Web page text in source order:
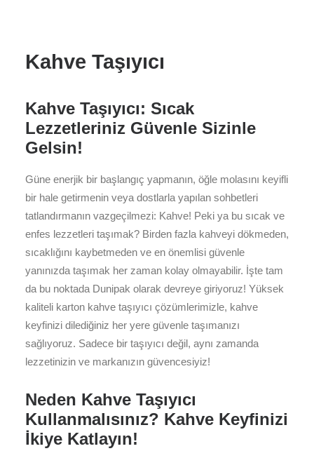
Kahve Taşıyıcı
Kahve Taşıyıcı: Sıcak
Lezzetleriniz Güvenle Sizinle
Gelsin!
Güne enerjik bir başlangıç yapmanın, öğle molasını keyifli
bir hale getirmenin veya dostlarla yapılan sohbetleri
tatlandırmanın vazgeçilmezi: Kahve! Peki ya bu sıcak ve
enfes lezzetleri taşımak? Birden fazla kahveyi dökmeden,
sıcaklığını kaybetmeden ve en önemlisi güvenle
yanınızda taşımak her zaman kolay olmayabilir. İşte tam
da bu noktada Dunipak olarak devreye giriyoruz! Yüksek
kaliteli karton kahve taşıyıcı çözümlerimizle, kahve
keyfinizi dilediğiniz her yere güvenle taşımanızı
sağlıyoruz. Sadece bir taşıyıcı değil, aynı zamanda
lezzetinizin ve markanızın güvencesiyiz!
Neden Kahve Taşıyıcı
Kullanmalısınız? Kahve Keyfinizi
İkiye Katlayın!